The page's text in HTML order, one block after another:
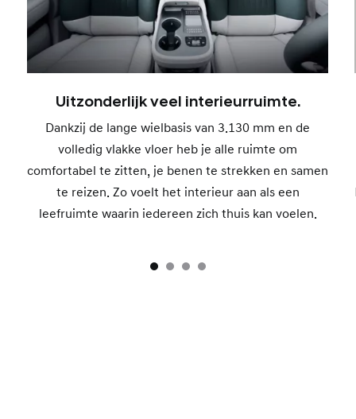
Uitzonderlijk veel interieurruimte.
Dankzij de lange wielbasis van 3.130 mm en de
volledig vlakke vloer heb je alle ruimte om
comfortabel te zitten, je benen te strekken en samen
te reizen. Zo voelt het interieur aan als een
leefruimte waarin iedereen zich thuis kan voelen.